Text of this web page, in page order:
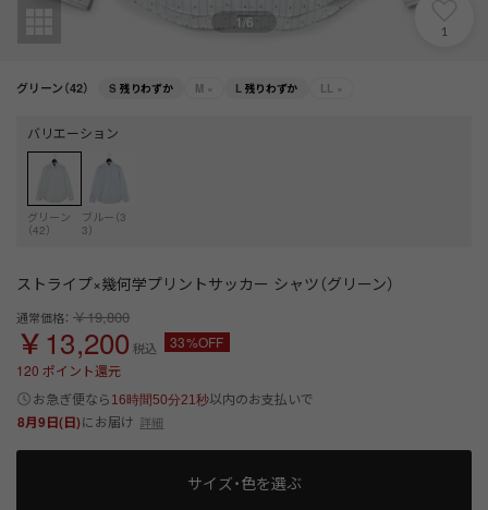
1/6
1
グリーン（42） S 残りわずか M × L 残りわずか LL ×
バリエーション
グリーン
（42）
ブルー（3
3）
ストライプ×幾何学プリントサッカー シャツ（グリーン）
通常価格： ￥19,800
￥13,200 税込
33%OFF
120 ポイント還元
お急ぎ便なら 16時間50分21秒以内のお支払いで
8月9日(日)にお届け 詳細
サイズ・色を選ぶ